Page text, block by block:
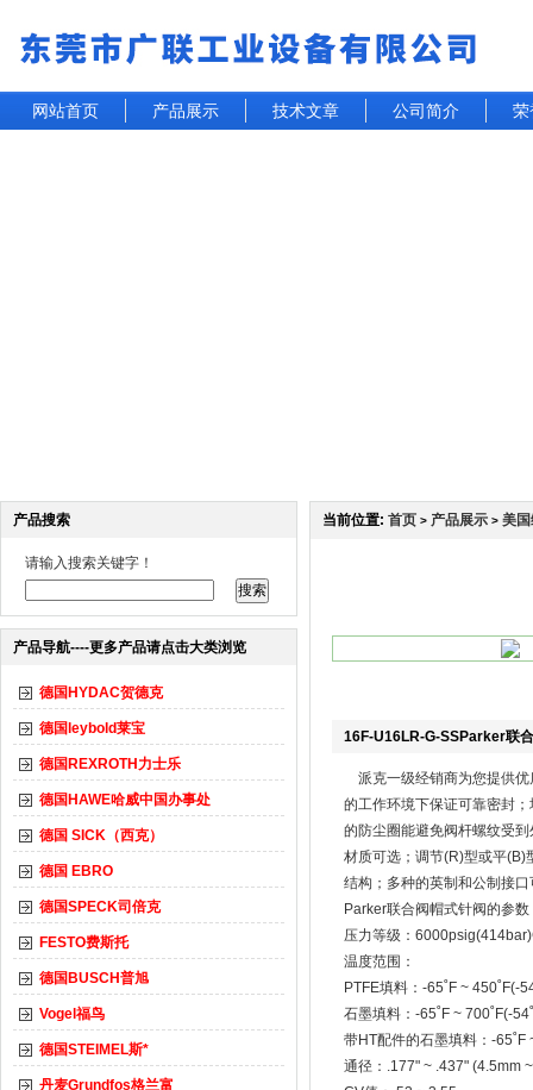
网站首页 产品展示 技术文章 公司简介 荣
产品搜索
请输入搜索关键字！
产品导航----更多产品请点击大类浏览
德国HYDAC贺德克
德国leybold莱宝
德国REXROTH力士乐
德国HAWE哈威中国办事处
德国 SICK（西克）
德国 EBRO
德国SPECK司倍克
FESTO费斯托
德国BUSCH普旭
Vogel福鸟
德国STEIMEL斯*
丹麦Grundfos格兰富
当前位置: 首页 > 产品展示 > 美
16F-U16LR-G-SSParker联
派克一级经销商为您提供优
的工作环境下保证可靠密封
的防尘圈能避免阀杆螺纹受
材质可选；调节(R)型或平(B)
结构；多种的英制和公制接
Parker联合阀帽式针阀的参数
压力等级：
温度范围：
PTFE填料：-65˚F ~ 450˚F(-
石墨填料：-65˚F ~ 700˚F(-
带HT配件的石墨填料：-65˚F
通径：.177" ~ .437" (4.5mm